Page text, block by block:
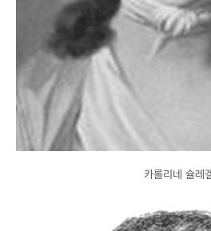
카롤리네 슐레